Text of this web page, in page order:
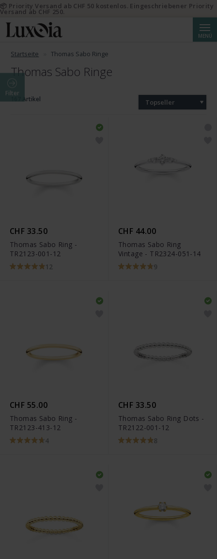
MENÜ
Startseite Thomas Sabo Ringe
Thomas Sabo Ringe
Filter
167 Artikel Topseller
CHF 33.50
Thomas Sabo Ring -
TR2123-001-12
12
CHF 44.00
Thomas Sabo Ring
Vintage - TR2324-051-14
9
CHF 55.00
Thomas Sabo Ring -
TR2123-413-12
4
CHF 33.50
Thomas Sabo Ring Dots -
TR2122-001-12
8
📦 Priority Versand ab CHF 50 kostenlos. Eingeschriebener Priority
Versand ab CHF 250.